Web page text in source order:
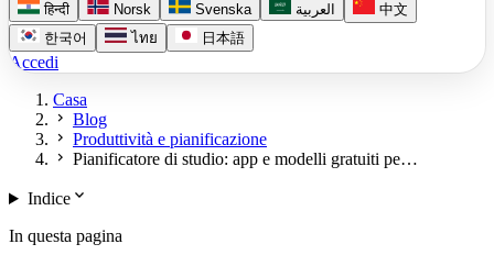
हिन्दी
Norsk Svenska العربية
中文
한국어
ไทย 日本語
Accedi
Casa
chevron_right Blog
chevron_right Produttività e pianificazione
chevron_right Pianificatore di studio: app e modelli gratuiti pe…
Indiceexpand_more
In questa pagina